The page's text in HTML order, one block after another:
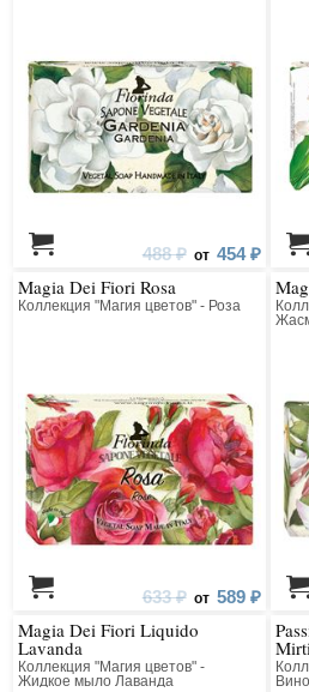
488 ₽ от 454 ₽
Magia Dei Fiori Rosa
Коллекция "Магия цветов" - Роза
633 ₽ от 589 ₽
Magia Dei Fiori Liquido
Lavanda
Коллекция "Магия цветов" -
Жидкое мыло Лаванда